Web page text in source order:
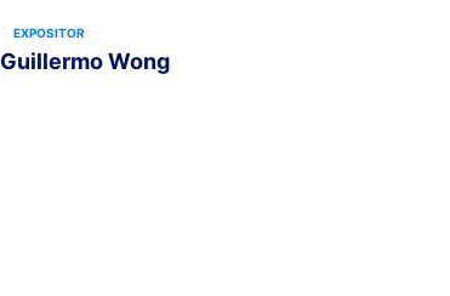
EXPOSITOR
Guillermo Wong